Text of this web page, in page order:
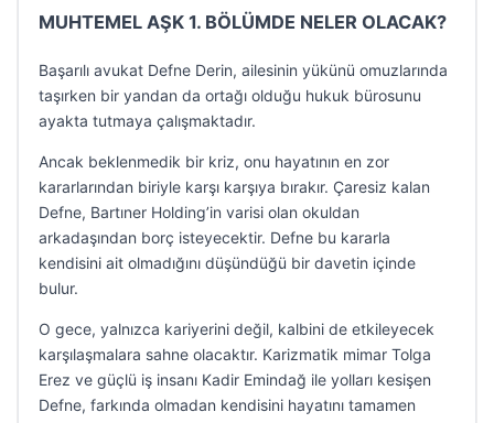
MUHTEMEL AŞK 1. BÖLÜMDE NELER OLACAK?
Başarılı avukat Defne Derin, ailesinin yükünü omuzlarında
taşırken bir yandan da ortağı olduğu hukuk bürosunu
ayakta tutmaya çalışmaktadır.
Ancak beklenmedik bir kriz, onu hayatının en zor
kararlarından biriyle karşı karşıya bırakır. Çaresiz kalan
Defne, Bartıner Holding’in varisi olan okuldan
arkadaşından borç isteyecektir. Defne bu kararla
kendisini ait olmadığını düşündüğü bir davetin içinde
bulur.
O gece, yalnızca kariyerini değil, kalbini de etkileyecek
karşılaşmalara sahne olacaktır. Karizmatik mimar Tolga
Erez ve güçlü iş insanı Kadir Emindağ ile yolları kesişen
Defne, farkında olmadan kendisini hayatını tamamen